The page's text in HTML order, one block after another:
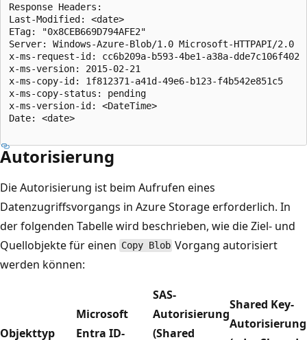
Response Headers:
Last-Modified: <date>
ETag: "0x8CEB669D794AFE2"
Server: Windows-Azure-Blob/1.0 Microsoft-HTTPAPI/2.0
x-ms-request-id: cc6b209a-b593-4be1-a38a-
x-ms-version: 2015-02-21
x-ms-copy-id: 1f812371-a41d-49e6-b123-f4b542e851c5
x-ms-copy-status: pending
x-ms-version-id: <DateTime>
Date: <date>
Autorisierung
Die Autorisierung ist beim Aufrufen eines
Datenzugriffsvorgangs in Azure Storage erforderlich. In
der folgenden Tabelle wird beschrieben, wie die Ziel- und
Quellobjekte für einen Copy Blob Vorgang autorisiert
werden können:
Objekttyp
Microsoft
Entra ID-
SAS-
Autorisierung
(Shared
Shared Key-
Autorisierung